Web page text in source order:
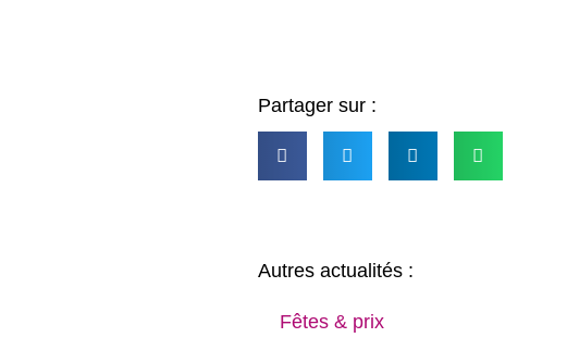
Partager sur :
Autres actualités :
Fêtes & prix